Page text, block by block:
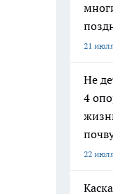
21
Не
4
22